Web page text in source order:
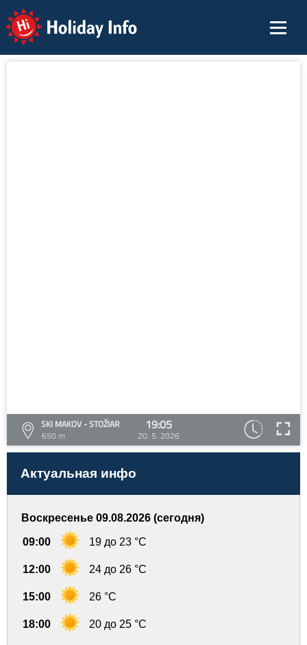
Holiday Info
SKI MAKOV - STOŽIAR
650 m
19:05
20. 5. 2026
Актуальная инфо
Воскресенье 09.08.2026 (сегодня)
09:00 19 до 23 °C
12:00 24 до 26 °C
15:00 26 °C
18:00 20 до 25 °C